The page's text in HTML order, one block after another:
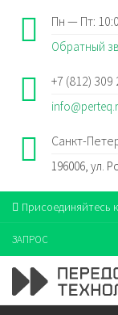
Пн — Пт:
Обратный
+7 (812) 309
Санкт-
196006, ул.
Присоединяйтесь
ЗАПРОС